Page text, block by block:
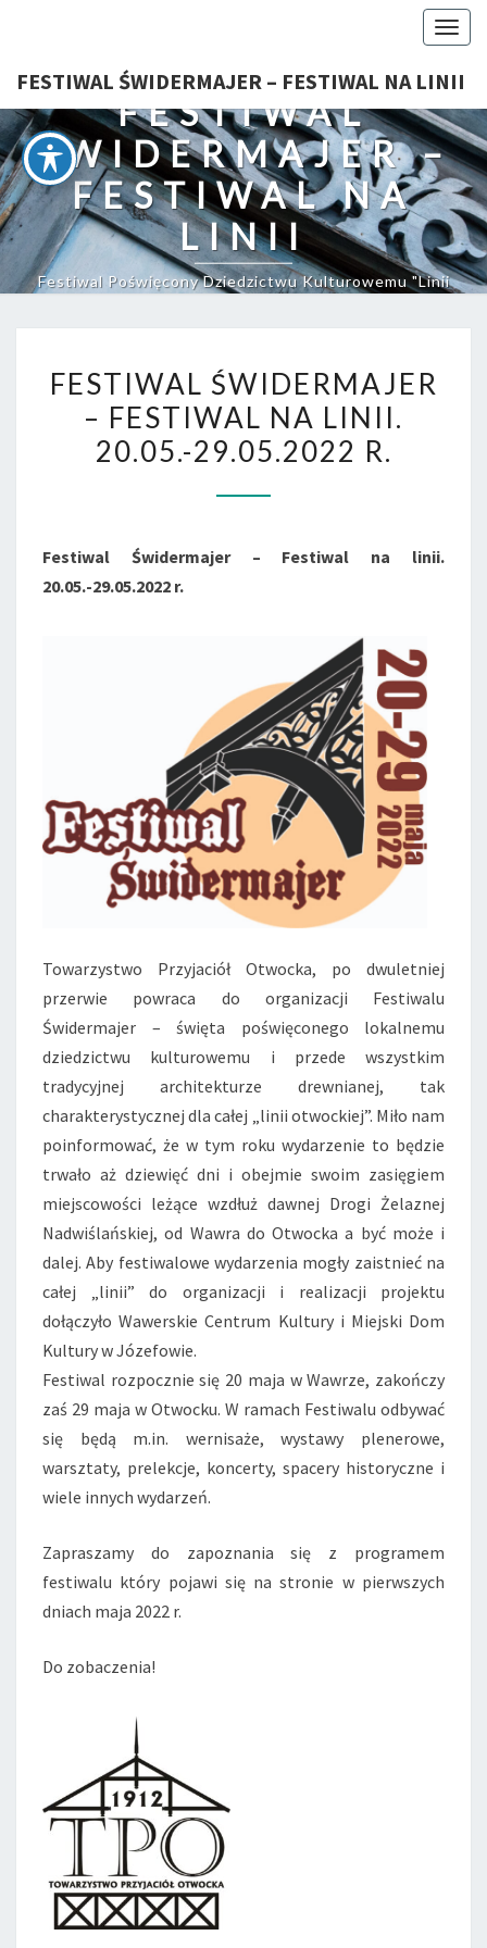
FESTIWAL ŚWIDERMAJER – FESTIWAL NA LINII
FESTIWAL
ŚWIDERMAJER –
FESTIWAL NA
LINII
Festiwal Poświęcony Dziedzictwu Kulturowemu "Linii
Otwockiej"
ŚWIDERMAJER
FESTIWAL
R.
FESTIWAL ŚWIDERMAJER
– FESTIWAL NA LINII.
20.05.-29.05.2022 R.
Festiwal Świdermajer – Festiwal na linii.
20.05.-29.05.2022 r.
Towarzystwo Przyjaciół Otwocka, po dwuletniej
przerwie powraca do organizacji Festiwalu
Świdermajer – święta poświęconego lokalnemu
dziedzictwu kulturowemu i przede wszystkim
tradycyjnej architekturze drewnianej, tak
charakterystycznej dla całej „linii otwockiej”. Miło nam
poinformować, że w tym roku wydarzenie to będzie
trwało aż dziewięć dni i obejmie swoim zasięgiem
miejscowości leżące wzdłuż dawnej Drogi Żelaznej
Nadwiślańskiej, od Wawra do Otwocka a być może i
dalej. Aby festiwalowe wydarzenia mogły zaistnieć na
całej „linii” do organizacji i realizacji projektu
dołączyło Wawerskie Centrum Kultury i Miejski Dom
Kultury w Józefowie.
Festiwal rozpocznie się 20 maja w Wawrze, zakończy
zaś 29 maja w Otwocku. W ramach Festiwalu odbywać
się będą m.in. wernisaże, wystawy plenerowe,
warsztaty, prelekcje, koncerty, spacery historyczne i
wiele innych wydarzeń.
Zapraszamy do zapoznania się z programem
festiwalu który pojawi się na stronie w pierwszych
dniach maja 2022 r.
Do zobaczenia!